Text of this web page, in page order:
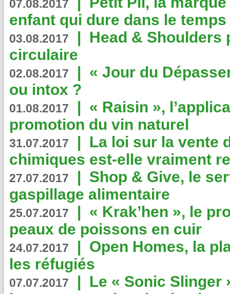
07.08.2017
enfant qui dure dans le temps
03.08.2017 | Head & Shoulders
circulaire
02.08.2017 | « Jour du
ou intox ?
01.08.2017 | « Raisin »,
promotion du vin naturel
31.07.2017 | La loi sur la vente
chimiques est-elle vraiment
27.07.2017 | Shop & Give, le
gaspillage alimentaire
25.07.2017 | « Krak’hen », le
peaux de poissons en cuir
24.07.2017 | Open Homes, la
les réfugiés
07.07.2017 | Le « Sonic Slinger